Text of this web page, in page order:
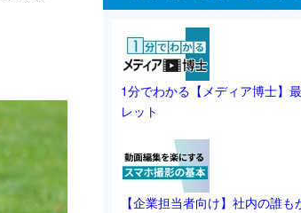
ホテル・旅館・民宿
保険業界・生命保険
新企画リリース 会員向け情報
動画制作のコツ
SNS動
ング
業界別動画活用
1分でわかる【メディア博士】
レット
【企業担当者向け】社内の誰も